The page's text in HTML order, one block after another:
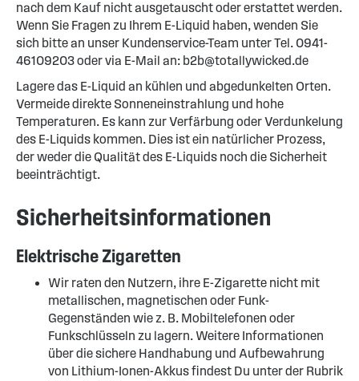
nach dem Kauf nicht ausgetauscht oder erstattet werden.
Wenn Sie Fragen zu Ihrem E-Liquid haben, wenden Sie
sich bitte an unser Kundenservice-Team unter Tel. 0941-
46109203 oder via E-Mail an: b2b@totallywicked.de
Lagere das E-Liquid an kühlen und abgedunkelten Orten.
Vermeide direkte Sonneneinstrahlung und hohe
Temperaturen. Es kann zur Verfärbung oder Verdunkelung
des E-Liquids kommen. Dies ist ein natürlicher Prozess,
der weder die Qualität des E-Liquids noch die Sicherheit
beeinträchtigt.
Sicherheitsinformationen
Elektrische Zigaretten
Wir raten den Nutzern, ihre E-Zigarette nicht mit
metallischen, magnetischen oder Funk-
Gegenständen wie z. B. Mobiltelefonen oder
Funkschlüsseln zu lagern. Weitere Informationen
über die sichere Handhabung und Aufbewahrung
von Lithium-Ionen-Akkus findest Du unter der Rubrik